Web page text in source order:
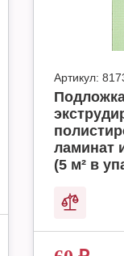
Артикул:
ламинат
(5 м² в